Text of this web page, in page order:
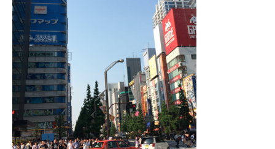
– Quy Nhon
BONNES ADRESSES
BERLIN
Restos asiatiques
Marchés
CHIANG MAI